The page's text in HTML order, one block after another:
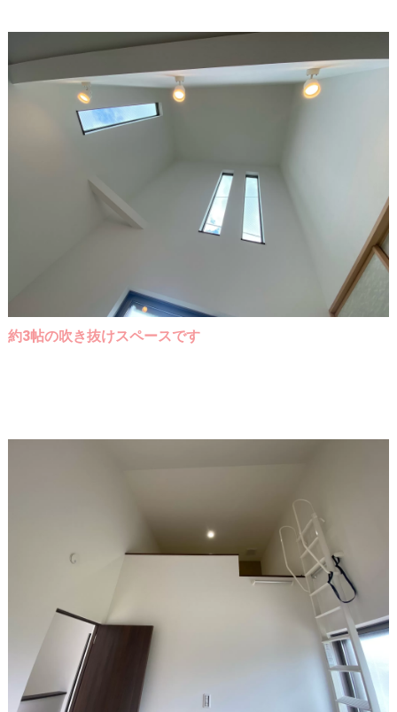
約3帖の吹き抜けスペースです